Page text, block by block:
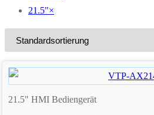
21.5"×
21.5" HMI Bediengerät